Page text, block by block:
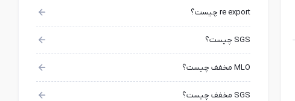
re export چیست؟
SGS چیست؟
MLO مخفف چیست؟
SGS مخفف چیست؟